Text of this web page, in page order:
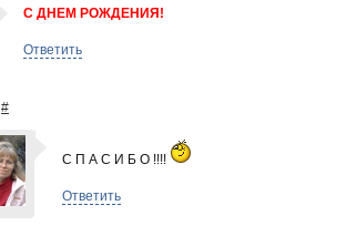
С ДНЕМ РОЖДЕНИЯ!
Ответить
#
С П А С И Б О !!!!
Ответить